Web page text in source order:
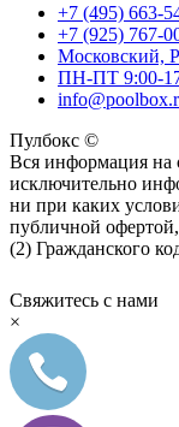
+7 (495) 663-
+7 (925) 767-
Московский,
ПН-ПТ 9:00-
Пулбокс ©
Вся информация на
исключительно
ни при каких
публичной
(2) Гражданского
Свяжитесь с нами
×